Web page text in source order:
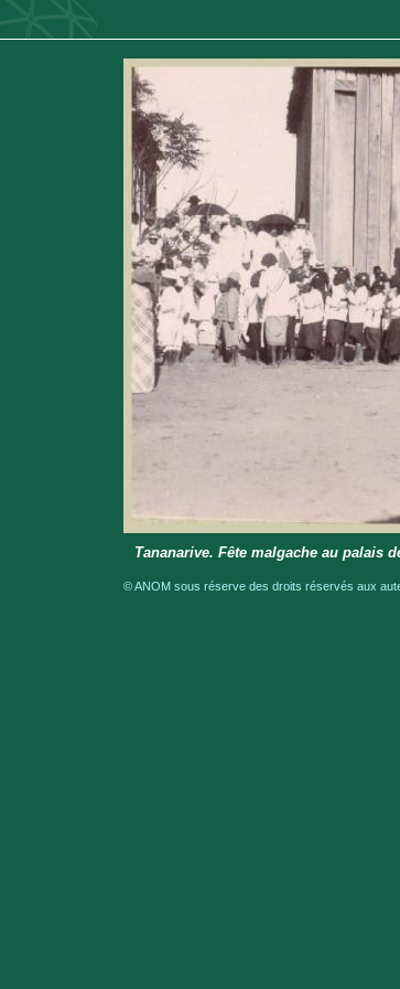
Tananarive. Fête malgache au palais
© ANOM sous réserve des droits réservés aux